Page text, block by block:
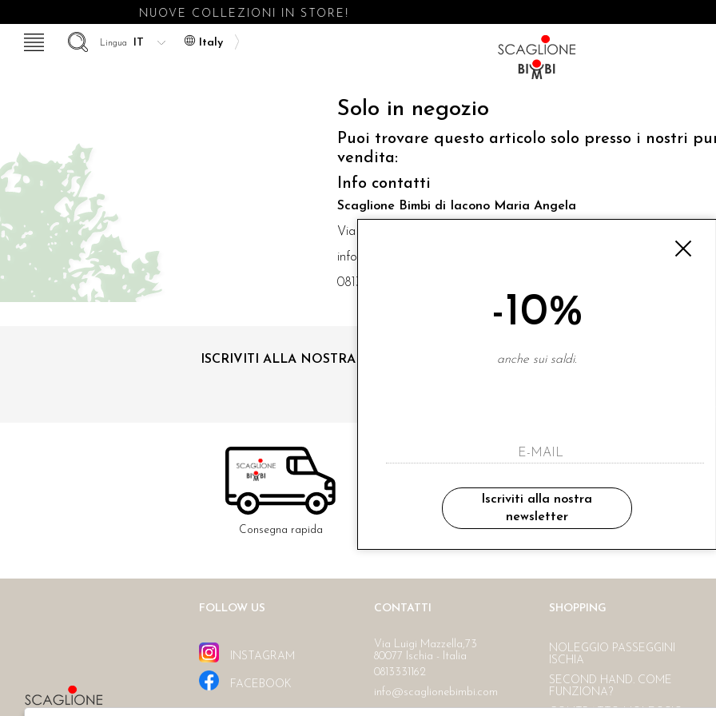
NUOVE COLLEZIONI IN STORE!
Italy
Lingua
Solo in negozio
Puoi trovare questo articolo solo presso i nostri
vendita:
Info contatti
Scaglione Bimbi di Iacono Maria Angela
Via Luigi Mazzella,73 80077 Ischia
info@scaglionebimbi.com
0813331162
ISCRIVITI ALLA NOSTRA NEWSLETTER
ho letto ed accettato le condizioni sulla
Consegna rapida Ritiro in negozio
Consegna gratuita in Italia
FOLLOW US
INSTAGRAM
FACEBOOK
CONTATTI
Via Luigi Mazzella,73
80077 Ischia - Italia
0813331162
info@scaglionebimbi.com
SHOPPING
NOLEGGIO PASSEGGINI
ISCHIA
SECOND HAND. COME
FUNZIONA?
-10%
anche sui saldi.
Iscriviti alla nostra
newsletter